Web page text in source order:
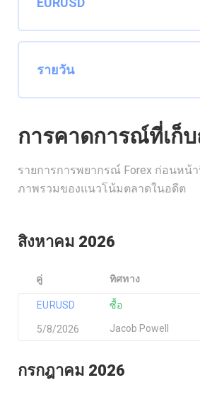
การคาดการณ์ที่เก็บ
รายการการพยากรณ์ Forex ก่อนหน้
ภาพรวมของแนวโน้มตลาดในอดีต
สิงหาคม 2026
คู่ ทิศทาง
EURUSD
Jacob Powell
ซื้อ
5/8/2026
กรกฎาคม 2026